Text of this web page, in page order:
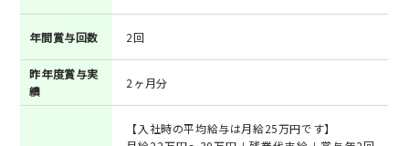
年間賞与回数 2回
昨年度賞与実
績
2ヶ月分
【入社時の平均給与は月給25万円です】